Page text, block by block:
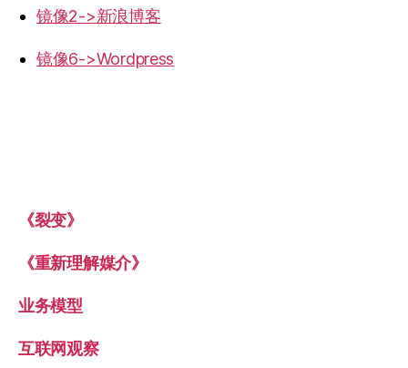
镜像2->新浪博客
镜像6->Wordpress
《裂变》
《重新理解媒介》
业务模型
互联网观察